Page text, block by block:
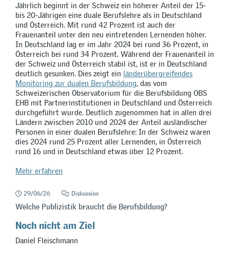
Jährlich beginnt in der Schweiz ein höherer Anteil der 15-
bis 20-Jährigen eine duale Berufslehre als in Deutschland
und Österreich. Mit rund 42 Prozent ist auch der
Frauenanteil unter den neu eintretenden Lernenden höher.
In Deutschland lag er im Jahr 2024 bei rund 36 Prozent, in
Österreich bei rund 34 Prozent. Während der Frauenanteil in
der Schweiz und Österreich stabil ist, ist er in Deutschland
deutlich gesunken. Dies zeigt ein länderübergreifendes
Monitoring zur dualen Berufsbildung, das vom
Schweizerischen Observatorium für die Berufsbildung OBS
EHB mit Partnerinstitutionen in Deutschland und Österreich
durchgeführt wurde. Deutlich zugenommen hat in allen drei
Ländern zwischen 2010 und 2024 der Anteil ausländischer
Personen in einer dualen Berufslehre: In der Schweiz waren
dies 2024 rund 25 Prozent aller Lernenden, in Österreich
rund 16 und in Deutschland etwas über 12 Prozent.
Mehr erfahren
29/06/26 Diskussion
Welche Publizistik braucht die Berufsbildung?
Noch nicht am Ziel
Daniel Fleischmann